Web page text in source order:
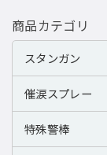
商品カテゴリ
スタンガン
催涙スプレー
特殊警棒